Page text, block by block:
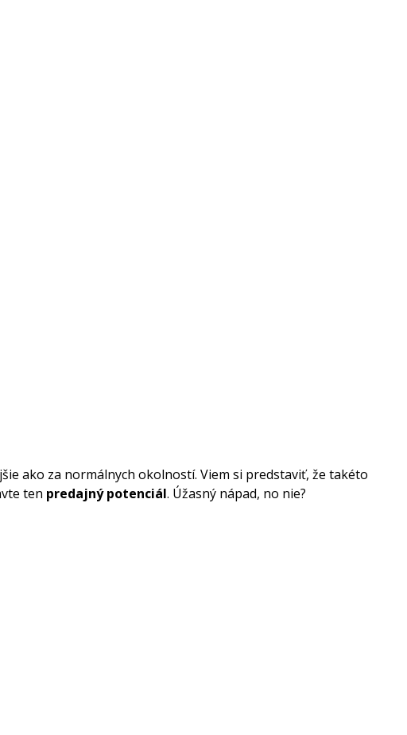
ako za normálnych okolností. Viem si predstaviť, že takéto
ten predajný potenciál. Úžasný nápad, no nie?